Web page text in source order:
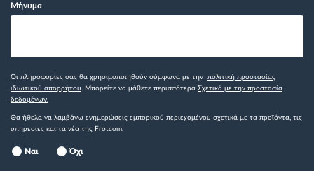
Μήνυμα
Οι πληροφορίες σας θα χρησιμοποιηθούν σύμφωνα με την πολιτική προστασίας
ιδιωτικού απορρήτου . Μπορείτε να μάθετε περισσότερα Σχετικά με την προστασία
δεδομένων.
Θα ήθελα να λαμβάνω ενημερώσεις εμπορικού περιεχομένου σχετικά με τα προϊόντα, τις
υπηρεσίες και τα νέα της Frotcom.
Ναι Όχι